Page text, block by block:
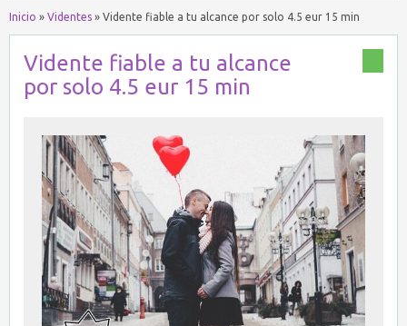
Inicio » Videntes » Vidente fiable a tu alcance por solo 4.5 eur 15 min
Vidente fiable a tu alcance
por solo 4.5 eur 15 min